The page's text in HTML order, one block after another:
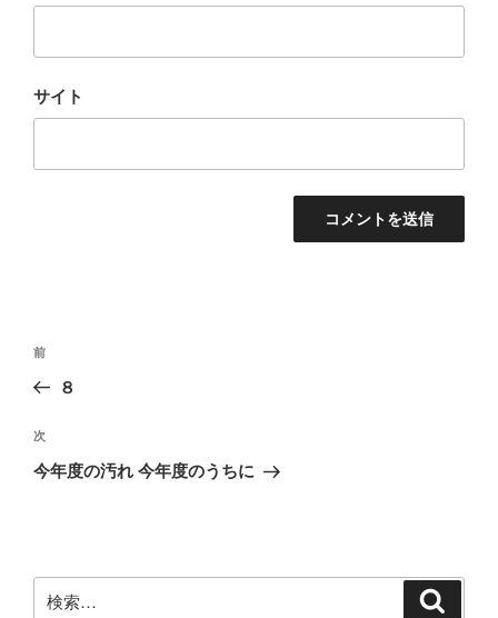
サイト
投
ビ
ゲ
ン
前
の
稿
前
８
次
の
次
今年度の汚れ 今年度のうちに